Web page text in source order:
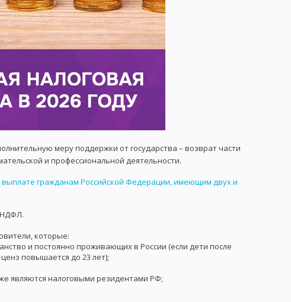
меру поддержки от государства – возврат части
и профессиональной деятельности.
гражданам Российской Федерации, имеющим двух и
НДФЛ.
которые:
и постоянно проживающих в России (если дети после
повышается до 23 лет);
являются налоговыми резидентами РФ;